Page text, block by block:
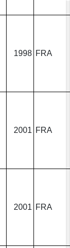
1998 FRA
2001 FRA
2001 FRA